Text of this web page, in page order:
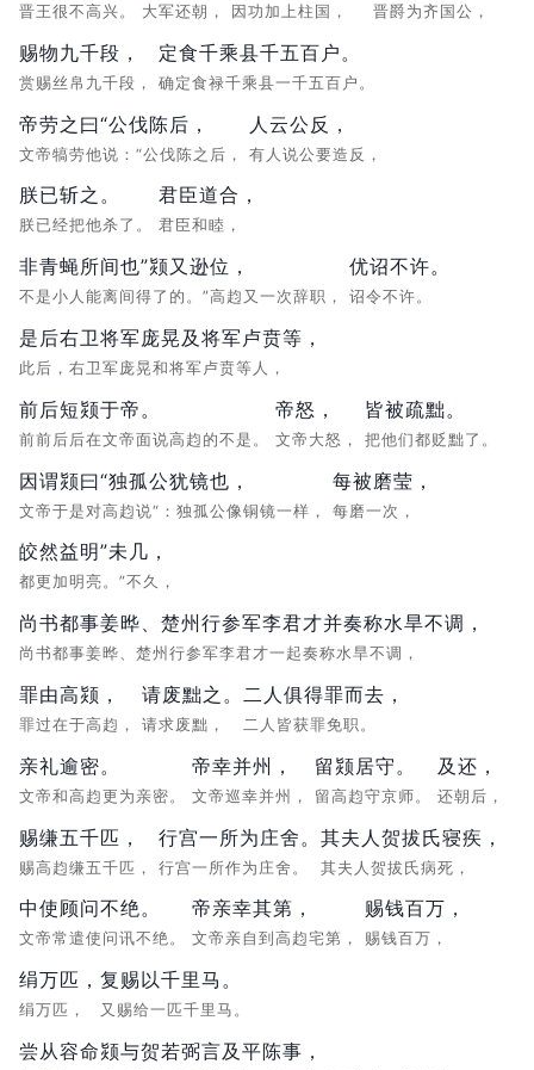
晋王很不高兴。 大军还朝， 因功加上柱国， 晋爵为齐国公，
赐物九千段，
赏赐丝帛九千段，
定食千乘县千五百户。
确定食禄千乘县一千五百户。
帝劳之曰“公伐陈后，
文帝犒劳他说：“公伐陈之后，
人云公反，
有人说公要造反，
朕已斩之。
朕已经把他杀了。
君臣道合，
君臣和睦，
非青蝇所间也”颎又逊位，
不是小人能离间得了的。”高赹又一次辞职，
优诏不许。
诏令不许。
是后右卫将军庞晃及将军卢贲等，
此后，右卫军庞晃和将军卢贲等人，
前后短颎于帝。
前前后后在文帝面说高赹的不是。
帝怒，
文帝大怒，
皆被疏黜。
把他们都贬黜了。
因谓颎曰“独孤公犹镜也，
文帝于是对高赹说“：独孤公像铜镜一样，
每被磨莹，
每磨一次，
皎然益明”未几，
都更加明亮。”不久，
尚书都事姜晔、楚州行参军李君才并奏称水旱不调，
尚书都事姜晔、楚州行参军李君才一起奏称水旱不调，
罪由高颎，
罪过在于高赹，
请废黜之。
请求废黜，
二人俱得罪而去，
二人皆获罪免职。
亲礼逾密。
文帝和高赹更为亲密。
帝幸并州，
文帝巡幸并州，
留颎居守。
留高赹守京师。
及还，
还朝后，
赐缣五千匹，
赐高赹缣五千匹，
行宫一所为庄舍。
行宫一所作为庄舍。
其夫人贺拔氏寝疾，
其夫人贺拔氏病死，
中使顾问不绝。
文帝常遣使问讯不绝。
帝亲幸其第，
文帝亲自到高赹宅第，
赐钱百万，
赐钱百万，
绢万匹，
绢万匹，
复赐以千里马。
又赐给一匹千里马。
尝从容命颎与贺若弼言及平陈事，